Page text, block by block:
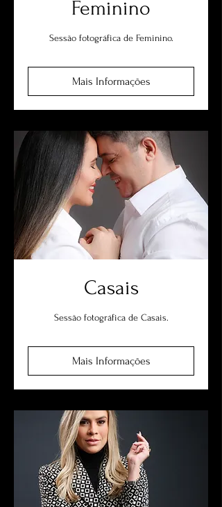
Feminino
Sessão fotográfica de Feminino.
Mais Informações
Casais
Sessão fotográfica de Casais.
Mais Informações